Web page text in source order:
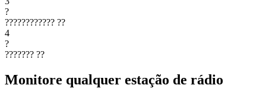
?
???????????? ??
4
?
??????? ??
Monitore qualquer estação de rádio